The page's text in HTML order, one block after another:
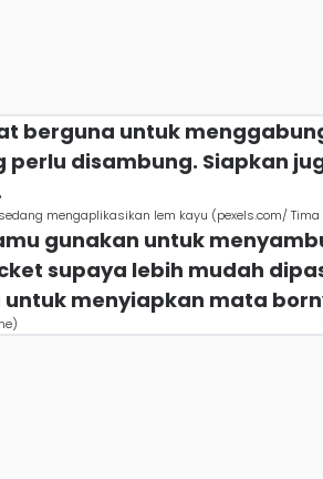
berguna untuk
perlu disambung. Siapkan
mengaplikasikan lem kayu (pexels.com/
gunakan untuk
supaya lebih mudah
menyiapkan mata